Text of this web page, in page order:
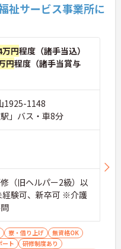
祉サービス事業所に
円程度（諸手当込）
円程度（諸手当賞与
1925-1148
」バス・車8分
（旧ヘルパー2級）以
験可、新卒可 ※介護
寮・借り上げ
無資格OK
ート
研修制度あり